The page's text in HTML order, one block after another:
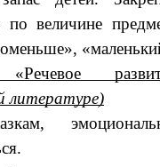
по величине
литературе)